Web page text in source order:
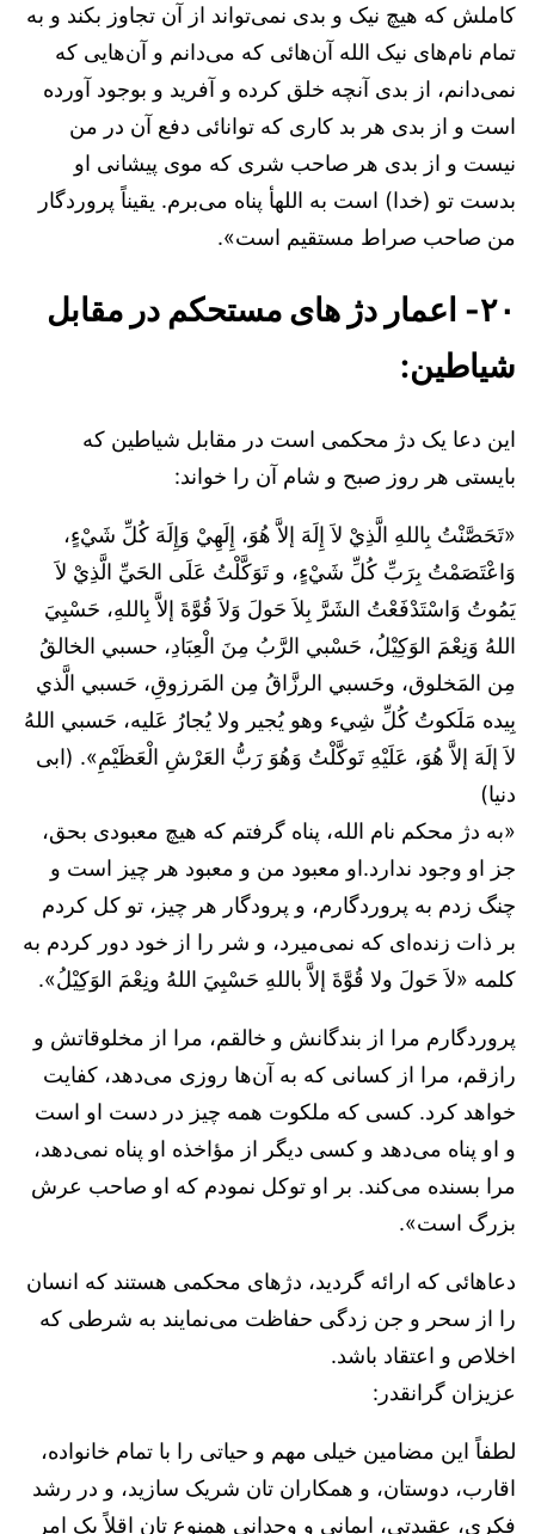
کاملش که هیچ نیک و بدی نمی‌تواند از آن تجاوز بکند و به
تمام نام‌های نیک الله آن‌هائی که می‌دانم و آن‌هایی که
نمی‌دانم، از بدی آنچه خلق کرده و آفرید و بوجود آورده
است و از بدی هر بد کاری که توانائی دفع آن در من
نیست و از بدی هر صاحب شری که موی پیشانی او
بدست تو (خدا) است به اللهأ پناه می‌برم. یقیناً پروردگار
من صاحب صراط مستقیم است».
۲۰- اعمار دژ های مستحکم در مقابل
شیاطین:
این دعا یک دژ محکمی است در مقابل شیاطین که
بایستی هر روز صبح و شام آن را خواند:
«تَحَصَّنْتُ بِاللهِ الَّذِيْ لاَ إِلَهَ إلاَّ هُوَ، إِلَهِيْ وَإِلَهَ كُلِّ شَيْءٍ،
وَاعْتَصَمْتُ بِرَبِّ كُلِّ شَيْءٍ، و تَوَكَّلْتُ عَلَى الحَيِّ الَّذِيْ لاَ
يَمُوتُ وَاسْتَدْفَعْتُ الشَرَّ بِلاَ حَولَ وَلاَ قُوَّةَ إلاَّ بِاللهِ، حَسْبِيَ
اللهُ وَنِعْمَ الوَكِيْلُ، حَسْبي الرَّبُ مِنَ الْعِبَادِ، حسبي الخالقُ
مِن المَخلوق، وحَسبي الرزَّاقُ مِن المَرزوقِ، حَسبي الَّذي
بِيده مَلَكوتُ كُلِّ شِيء وهو يُجير ولا يُجارُ عَليه، حَسبي اللهُ
لاَ إلَهَ إلاَّ هُوَ، عَلَيْهِ تَوكَّلْتُ وَهُوَ رَبُّ العَرْشِ الْعَظَيْمِ». (ابی
دنیا)
«به دژ محکم نام الله، پناه گرفتم که هیچ معبودی بحق،
جز او وجود ندارد.او معبود من و معبود هر چیز است و
چنگ زدم به پروردگارم، و پرودگار هر چیز، تو کل کردم
بر ذات زنده‌ای که نمی‌میرد، و شر را از خود دور کردم به
کلمه «لاَ حَولَ ولا قُوَّةَ إلاَّ باللهِ حَسْبِيَ اللهُ ونِعْمَ الوَكِيْلُ».
پروردگارم مرا از بندگانش و خالقم، مرا از مخلوقاتش و
رازقم، مرا از کسانی که به آن‌ها روزی می‌دهد، کفایت
خواهد کرد. کسی که ملکوت همه چیز در دست او است
و او پناه می‌دهد و کسی دیگر از مؤاخذه او پناه نمی‌دهد،
مرا بسنده می‌کند. بر او توکل نمودم که او صاحب عرش
بزرگ است».
دعاهائی که ارائه گردید، دژهای محکمی هستند که انسان
را از سحر و جن زدگی حفاظت می‌نمایند به شرطی که
اخلاص و اعتقاد باشد.
عزیزان گرانقدر:
لطفاً این مضامین خیلی مهم و حیاتی را با تمام خانواده،
اقارب، دوستان، و همکاران تان شریک سازید، و در رشد
فکری، عقیدتی، ایمانی و وجدانی همنوع تان اقلاً یک امر